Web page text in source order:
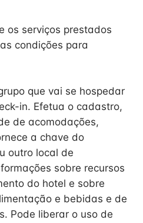
os serviços prestados
condições para
que vai se hospedar
in. Efetua o cadastro,
de acomodações,
a chave do
outro local de
sobre recursos
do hotel e sobre
e bebidas e de
Pode liberar o uso de